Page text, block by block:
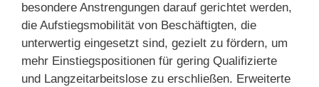
besondere Anstrengungen darauf gerichtet werden,
die Aufstiegsmobilität von Beschäftigten, die
unterwertig eingesetzt sind, gezielt zu fördern, um
mehr Einstiegspositionen für gering Qualifizierte
und Langzeitarbeitslose zu erschließen. Erweiterte